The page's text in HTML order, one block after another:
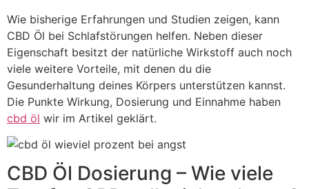
Wie bisherige Erfahrungen und Studien zeigen, kann
CBD Öl bei Schlafstörungen helfen. Neben dieser
Eigenschaft besitzt der natürliche Wirkstoff auch noch
viele weitere Vorteile, mit denen du die
Gesunderhaltung deines Körpers unterstützen kannst.
Die Punkte Wirkung, Dosierung und Einnahme haben
cbd öl wir im Artikel geklärt.
CBD Öl Dosierung – Wie viele